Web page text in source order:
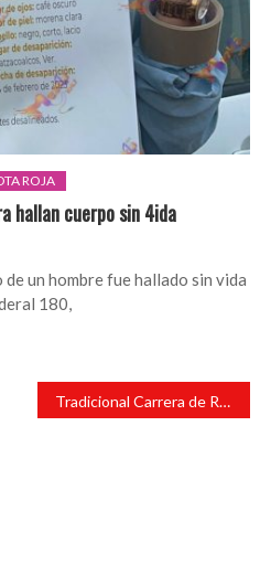
ROJA
hallan cuerpo sin 4ida
un hombre fue hallado sin vida
180,
Tradicional Carrera de Relevos de la Revolución Mexicana en su edición Nro. 80